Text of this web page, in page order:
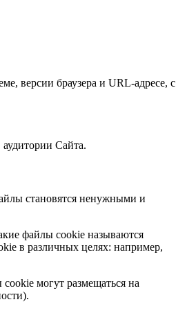
версии браузера и URL-адресе, с
Сайта.
становятся ненужными и
файлы cookie называются
в различных целях: например,
могут размещаться на